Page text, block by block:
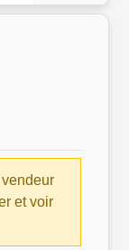
et voir